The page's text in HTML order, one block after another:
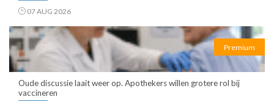
07 AUG 2026
Premium
Oude discussie laait weer op. Apothekers willen grotere rol bij
vaccineren